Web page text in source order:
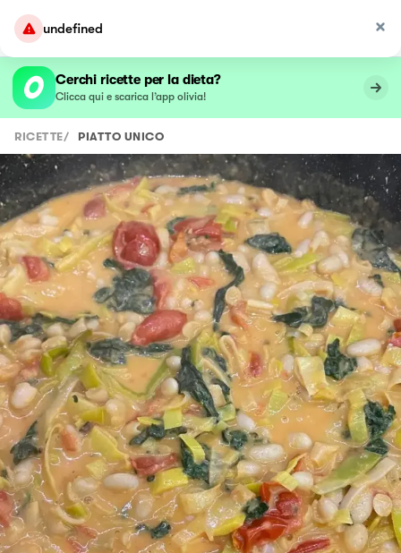
undefined
Cerchi ricette per la dieta?
Clicca qui e scarica l’app olivia!
RICETTE/ PIATTO UNICO